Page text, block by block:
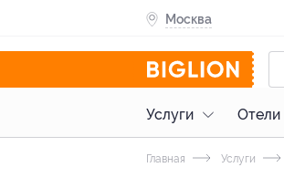
Москва
Услуги Отели
Главная Услуги